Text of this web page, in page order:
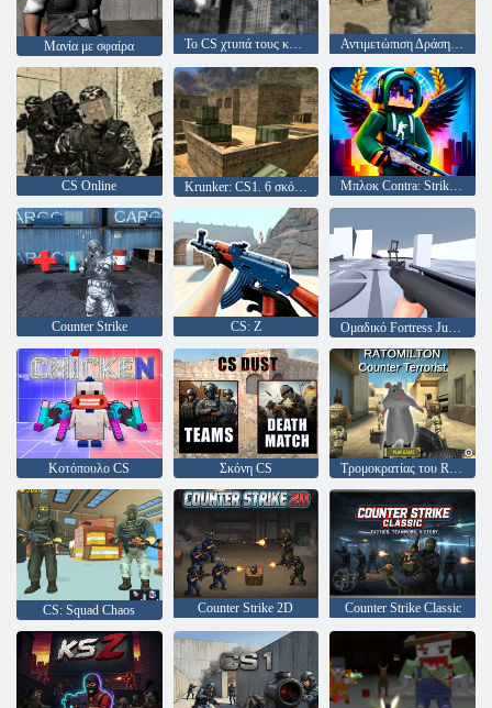
Μανία με σφαίρα Το CS χτυπά τους κρύους σκοπευτές Αντιμετώπιση Δράσης Commando City Strike Commando
CS Online Krunker: CS1. 6 σκόνη 2 Μπλοκ Contra: Strike συμπλέκτη
Counter Strike CS: Ζ Ομαδικό Fortress Jumper
Κοτόπουλο CS Σκόνη CS Τρομοκρατίας του Ratomilton Counter
CS: Squad Chaos Counter Strike 2D Counter Strike Classic